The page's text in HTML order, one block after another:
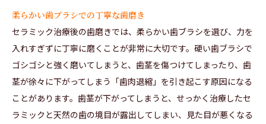
柔らかい歯ブラシでの丁寧な歯磨き
セラミック治療後の歯磨きでは、柔らかい歯ブラシを選び、力を
入れすぎずに丁寧に磨くことが非常に大切です。硬い歯ブラシで
ゴシゴシと強く磨いてしまうと、歯茎を傷つけてしまったり、歯
茎が徐々に下がってしまう「歯肉退縮」を引き起こす原因になる
ことがあります。歯茎が下がってしまうと、せっかく治療したセ
ラミックと天然の歯の境目が露出してしまい、見た目が悪くなる